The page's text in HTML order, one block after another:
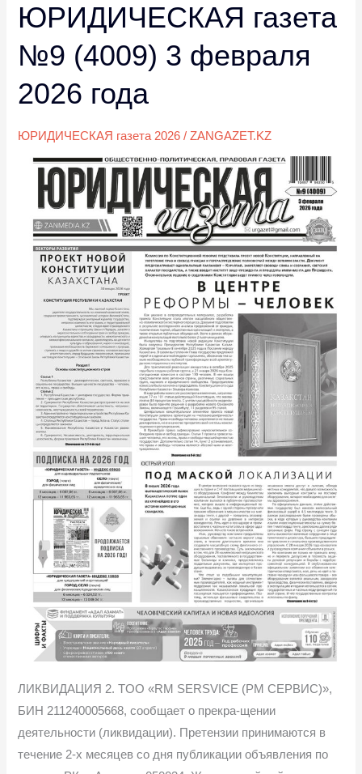
ЮРИДИЧЕСКАЯ газета
№9 (4009) 3 февраля
2026 года
ЮРИДИЧЕСКАЯ газета 2026 /ZANGAZET.KZ
ЛИКВИДАЦИЯ 2. TOO «RM SERSVICE (PM СЕРВИС)»,
БИН 211240005668, сообщает о прекра-щении
деятельности (ликвидации). Претензии принимаются в
течение 2-х месяцев со дня публикации объявления по
ЮРИДИЧЕСКАЯ
газета
№9
3
2026
года